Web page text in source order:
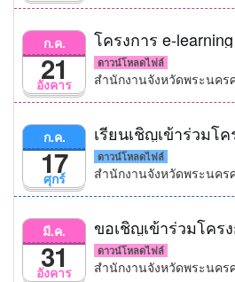
อังคาร
ก.ค.
21
โครงการ e-
ดาวน์โหลดไฟล์
สำนักงานจังหวัดพระนคร
ศุกร์
ก.ค.
17
เรียนเชิญเข้าร่วมโ
ดาวน์โหลดไฟล์
สำนักงานจังหวัดพระนคร
อังคาร
มี.ค.
31
ขอเชิญเข้าร่วมโคร
ดาวน์โหลดไฟล์
สำนักงานจังหวัดพระนคร